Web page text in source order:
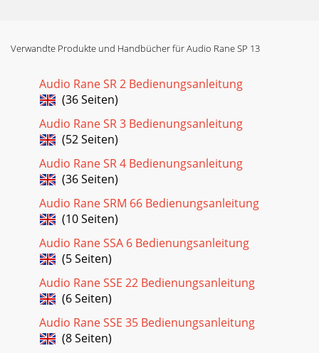
Verwandte Produkte und Handbücher für Audio Rane SP 13
Audio Rane SR 2 Bedienungsanleitung
(36 Seiten)
Audio Rane SR 3 Bedienungsanleitung
(52 Seiten)
Audio Rane SR 4 Bedienungsanleitung
(36 Seiten)
Audio Rane SRM 66 Bedienungsanleitung
(10 Seiten)
Audio Rane SSA 6 Bedienungsanleitung
(5 Seiten)
Audio Rane SSE 22 Bedienungsanleitung
(6 Seiten)
Audio Rane SSE 35 Bedienungsanleitung
(8 Seiten)